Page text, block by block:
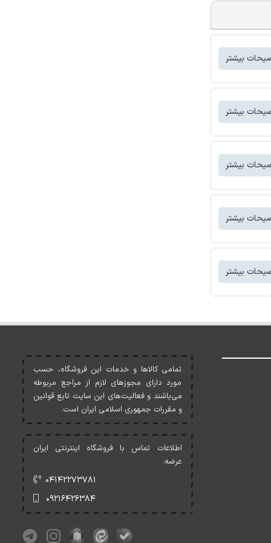
بیشتر
بیشتر
بیشتر
بیشتر
بیشتر
تمامی کالاها و خدمات اين فروشگاه، حسب
مورد دارای مجوزهای لازم از مراجع مربوطه
می‌باشند و فعاليت‌های اين سايت تابع قوانين
و مقررات جمهوری اسلامی ايران است.
اطلاعات تماس با فروشگاه اینترنتی ایران
عرضه:
۰۴۱۴۲۲۷۳۷۸۱
۰۹۲۱۶۴۲۶۳۸۴